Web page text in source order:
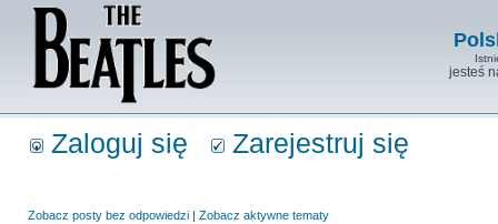
jesteś
Zaloguj się Zarejestruj się
Zobacz posty bez odpowiedzi | Zobacz aktywne tematy